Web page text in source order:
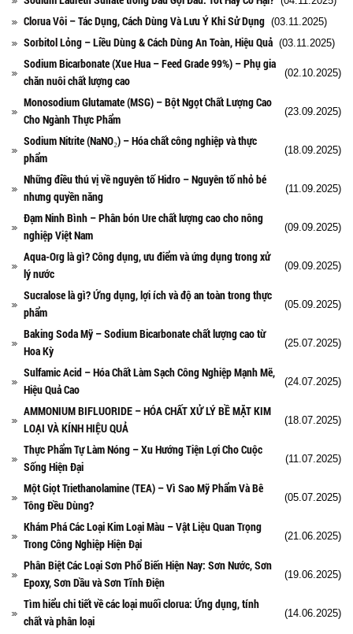
Clorua Vôi – Tác Dụng, Cách Dùng Và Lưu Ý Khi Sử Dụng (03.11.2025)
Sorbitol Lỏng – Liều Dùng & Cách Dùng An Toàn, Hiệu Quả (03.11.2025)
Sodium Bicarbonate (Xue Hua – Feed Grade 99%) – Phụ gia
chăn nuôi chất lượng cao
(02.10.2025)
Monosodium Glutamate (MSG) – Bột Ngọt Chất Lượng Cao
Cho Ngành Thực Phẩm
(23.09.2025)
Sodium Nitrite (NaNO₂) – Hóa chất công nghiệp và thực
phẩm
(18.09.2025)
Những điều thú vị về nguyên tố Hidro – Nguyên tố nhỏ bé
nhưng quyền năng
(11.09.2025)
Đạm Ninh Bình – Phân bón Ure chất lượng cao cho nông
nghiệp Việt Nam
(09.09.2025)
Aqua-Org là gì? Công dụng, ưu điểm và ứng dụng trong xử
lý nước
(09.09.2025)
Sucralose là gì? Ứng dụng, lợi ích và độ an toàn trong thực
phẩm
(05.09.2025)
Baking Soda Mỹ – Sodium Bicarbonate chất lượng cao từ
Hoa Kỳ
(25.07.2025)
Sulfamic Acid – Hóa Chất Làm Sạch Công Nghiệp Mạnh Mẽ,
Hiệu Quả Cao
(24.07.2025)
AMMONIUM BIFLUORIDE – HÓA CHẤT XỬ LÝ BỀ MẶT KIM
LOẠI VÀ KÍNH HIỆU QUẢ
(18.07.2025)
Thực Phẩm Tự Làm Nóng – Xu Hướng Tiện Lợi Cho Cuộc
Sống Hiện Đại
(11.07.2025)
Một Giọt Triethanolamine (TEA) – Vì Sao Mỹ Phẩm Và Bê
Tông Đều Dùng?
(05.07.2025)
Khám Phá Các Loại Kim Loại Màu – Vật Liệu Quan Trọng
Trong Công Nghiệp Hiện Đại
(21.06.2025)
Phân Biệt Các Loại Sơn Phổ Biến Hiện Nay: Sơn Nước, Sơn
Epoxy, Sơn Dầu và Sơn Tĩnh Điện
(19.06.2025)
Tìm hiểu chi tiết về các loại muối clorua: Ứng dụng, tính
chất và phân loại
(14.06.2025)